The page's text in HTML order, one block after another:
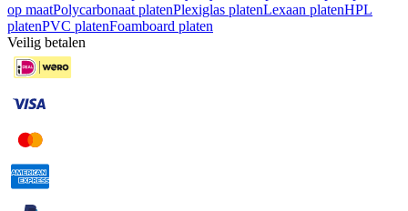
op maatPolycarbonaat platenPlexiglas platenLexaan platenHPL
platenPVC platenFoamboard platen
Veilig betalen